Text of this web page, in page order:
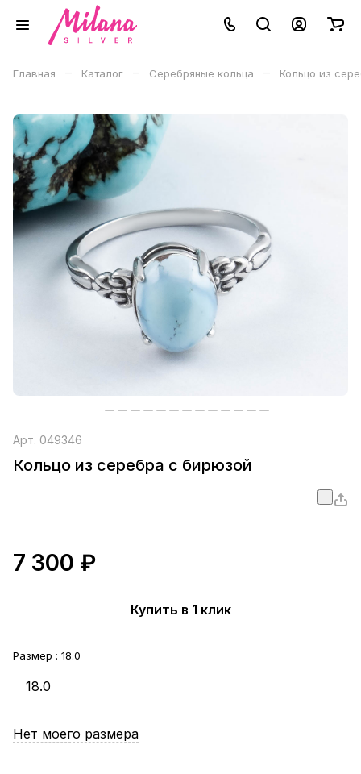
Главная – Каталог – Серебряные кольца – Кольцо из
Арт. 049346
Кольцо из серебра с бирюзой
7 300 ₽
Купить в 1 клик
Размер : 18.0
18.0
Нет моего размера